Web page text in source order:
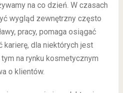
na co dzień. W czasach
wygląd zewnętrzny często
pracy, pomaga osiągać
dla niektórych jest
na rynku kosmetycznym
o klientów.